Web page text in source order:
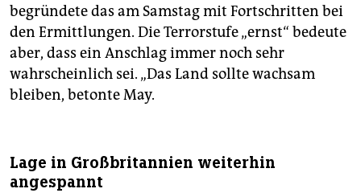
begründete das am Samstag mit Fortschritten bei
den Ermittlungen. Die Terrorstufe „ernst“ bedeute
aber, dass ein Anschlag immer noch sehr
wahrscheinlich sei. „Das Land sollte wachsam
bleiben, betonte May.
Lage in Großbritannien weiterhin
angespannt